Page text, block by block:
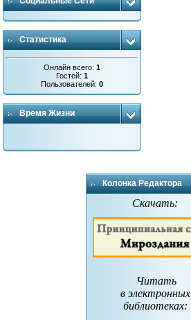
Статистика
Онлайн всего:1
Гостей:1
Пользователей:0
Время Жизни
Колонка Редактора
Скачать:
Читать
в электронных
библиотеках: